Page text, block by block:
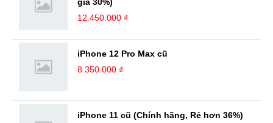
12.450.000 ₫
iPhone 12 Pro Max cũ
8.350.000 ₫
iPhone 11 cũ (Chính hãng, Rẻ hơn 36%)